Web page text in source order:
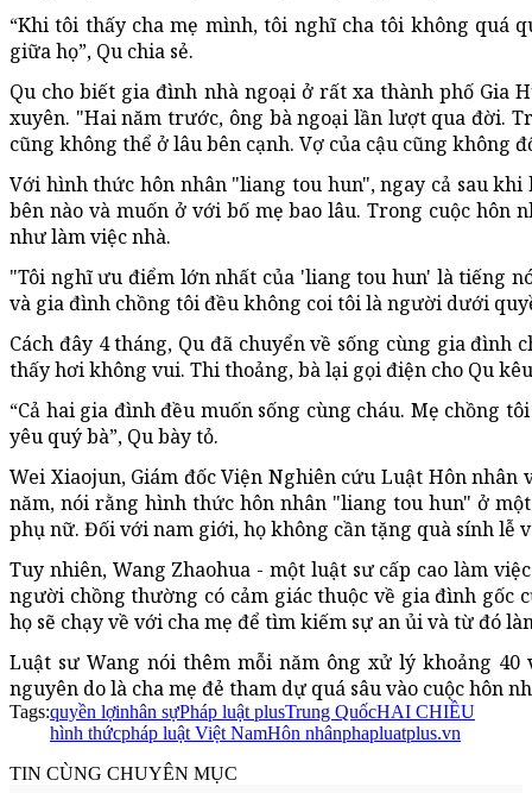
“Khi tôi thấy cha mẹ mình, tôi nghĩ cha tôi không quá
giữa họ”, Qu chia sẻ.
Qu cho biết gia đình nhà ngoại ở rất xa thành phố Gia
xuyên. "Hai năm trước, ông bà ngoại lần lượt qua đời.
cũng không thể ở lâu bên cạnh. Vợ của cậu cũng không
Với hình thức hôn nhân "liang tou hun", ngay cả sau
bên nào và muốn ở với bố mẹ bao lâu. Trong cuộc hôn
như làm việc nhà.
"Tôi nghĩ ưu điểm lớn nhất của 'liang tou hun' là tiếng
và gia đình chồng tôi đều không coi tôi là người dưới
Cách đây 4 tháng, Qu đã chuyển về sống cùng gia
thấy hơi không vui. Thi thoảng, bà lại gọi điện cho Qu
“Cả hai gia đình đều muốn sống cùng cháu. Mẹ chồng
yêu quý bà”, Qu bày tỏ.
Wei Xiaojun, Giám đốc Viện Nghiên cứu Luật Hôn
năm, nói rằng hình thức hôn nhân "liang tou hun" ở
phụ nữ. Đối với nam giới, họ không cần tặng quà sính
Tuy nhiên, Wang Zhaohua - một luật sư cấp cao làm
người chồng thường có cảm giác thuộc về gia đình gốc
họ sẽ chạy về với cha mẹ để tìm kiếm sự an ủi và từ đó
Luật sư Wang nói thêm mỗi năm ông xử lý khoảng
nguyên do là cha mẹ đẻ tham dự quá sâu vào cuộc hôn
Tags:quyền lợinhân sựPháp luật plusTrung QuốcHAI CHIỀU
hình thứcpháp luật Việt NamHôn nhânphapluatplus.vn
TIN CÙNG CHUYÊN MỤC